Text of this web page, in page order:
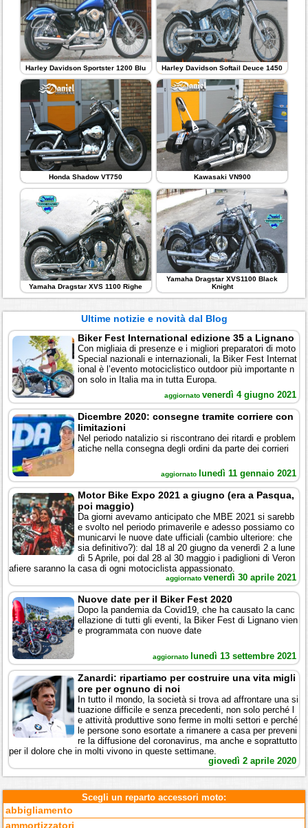
Harley Davidson Sportster 1200 Blu Harley Davidson Softail Deuce 1450
Honda Shadow VT750 Kawasaki VN900
Yamaha Dragstar XVS 1100 Righe
Yamaha Dragstar XVS1100 Black
Knight
Ultime notizie e novità dal Blog
Biker Fest International edizione 35 a Lignano
Con migliaia di presenze e i migliori preparatori di moto
Special nazionali e internazionali, la Biker Fest Internat
ional è l’evento motociclistico outdoor più importante n
on solo in Italia ma in tutta Europa.
aggiornato venerdì 4 giugno 2021
Dicembre 2020: consegne tramite corriere con
limitazioni
Nel periodo natalizio si riscontrano dei ritardi e problem
atiche nella consegna degli ordini da parte dei corrieri
aggiornato lunedì 11 gennaio 2021
Motor Bike Expo 2021 a giugno (era a Pasqua,
poi maggio)
Da giorni avevamo anticipato che MBE 2021 si sarebb
e svolto nel periodo primaverile e adesso possiamo co
municarvi le nuove date ufficiali (cambio ulteriore: che
sia definitivo?): dal 18 al 20 giugno da venerdì 2 a lune
dì 5 Aprile, poi dal 28 al 30 maggio i padiglioni di Veron
afiere saranno la casa di ogni motociclista appassionato.
aggiornato venerdì 30 aprile 2021
Nuove date per il Biker Fest 2020
Dopo la pandemia da Covid19, che ha causato la canc
ellazione di tutti gli eventi, la Biker Fest di Lignano vien
e programmata con nuove date
aggiornato lunedì 13 settembre 2021
Zanardi: ripartiamo per costruire una vita migli
ore per ognuno di noi
In tutto il mondo, la società si trova ad affrontare una si
tuazione difficile e senza precedenti, non solo perché l
e attività produttive sono ferme in molti settori e perché
le persone sono esortate a rimanere a casa per preveni
re la diffusione del coronavirus, ma anche e soprattutto
per il dolore che in molti vivono in queste settimane.
giovedì 2 aprile 2020
Scegli un reparto accessori moto:
abbigliamento
ammortizzatori